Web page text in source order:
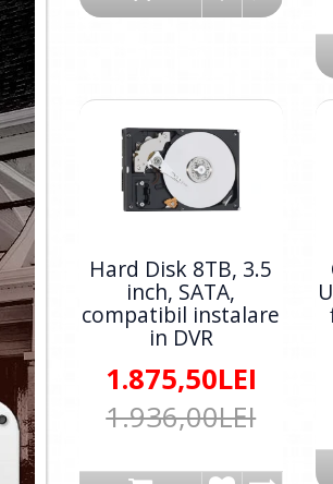
Hard Disk 8TB, 3.5
inch, SATA,
compatibil instalare
in DVR
1.875,50LEI
1.936,00LEI